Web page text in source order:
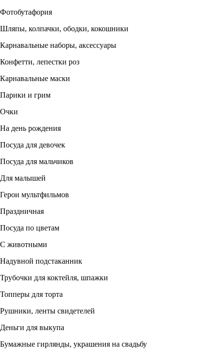
Фотобутафория
Шляпы, колпачки, ободки, кокошники
Карнавальные наборы, аксессуары
Конфетти, лепестки роз
Карнавальные маски
Парики и грим
Очки
На день рождения
Посуда для девочек
Посуда для мальчиков
Для малышей
Герои мультфильмов
Праздничная
Посуда по цветам
С животными
Надувной подстаканник
Трубочки для коктейля, шпажки
Топперы для торта
Рушники, ленты свидетелей
Деньги для выкупа
Бумажные гирлянды, украшения на свадьбу